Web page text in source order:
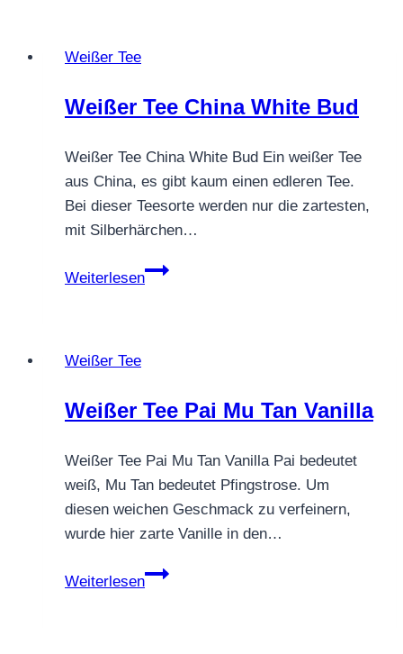
Weißer Tee
Weißer Tee China White Bud
Weißer Tee China White Bud Ein weißer Tee
aus China, es gibt kaum einen edleren Tee.
Bei dieser Teesorte werden nur die zartesten,
mit Silberhärchen…
Weiterlesen
Weißer
Weißer Tee
Weißer Tee Pai Mu Tan Vanilla
Weißer Tee Pai Mu Tan Vanilla Pai bedeutet
weiß, Mu Tan bedeutet Pfingstrose. Um
diesen weichen Geschmack zu verfeinern,
wurde hier zarte Vanille in den…
Weiterlesen
Weißer